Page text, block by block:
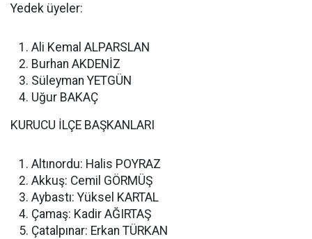
Yedek üyeler:
Ali Kemal ALPARSLAN
Burhan AKDENİZ
Süleyman YETGÜN
Uğur BAKAÇ
KURUCU İLÇE BAŞKANLARI
Altınordu: Halis POYRAZ
Akkuş: Cemil GÖRMÜŞ
Aybastı: Yüksel KARTAL
Çamaş: Kadir AĞIRTAŞ
Çatalpınar: Erkan TÜRKAN